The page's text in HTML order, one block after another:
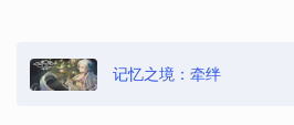
记忆之境：牵绊